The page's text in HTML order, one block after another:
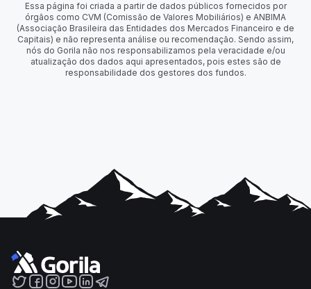
Essa página foi criada a partir de dados públicos fornecidos por
órgãos como CVM (Comissão de Valores Mobiliários) e ANBIMA
(Associação Brasileira das Entidades dos Mercados Financeiro e de
Capitais) e não representa análise ou recomendação. Sendo assim,
nós do Gorila não nos responsabilizamos pela veracidade e/ou
atualização dos dados aqui apresentados, pois estes são de
responsabilidade dos gestores dos fundos.